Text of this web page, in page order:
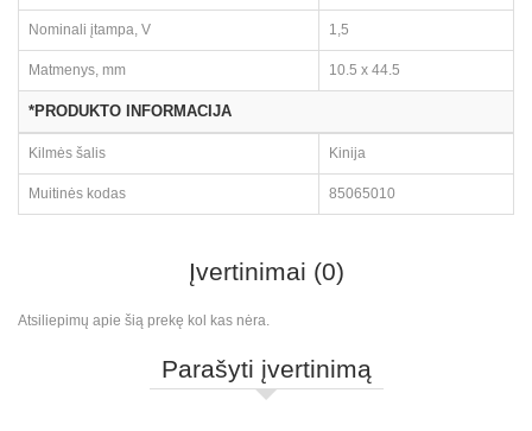
Nominali įtampa, V 1,5
Matmenys, mm 10.5 x 44.5
*PRODUKTO INFORMACIJA
Kilmės šalis Kinija
Muitinės kodas 85065010
Įvertinimai (0)
Atsiliepimų apie šią prekę kol kas nėra.
Parašyti įvertinimą